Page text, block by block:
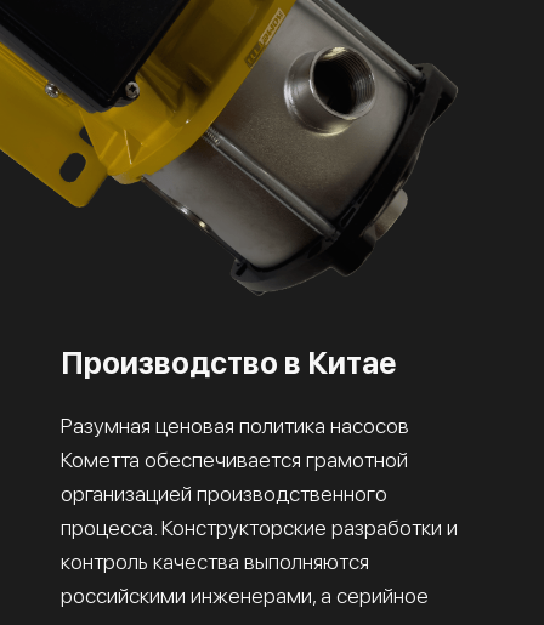
Производство в Китае
Разумная ценовая политика насосов
Кометта обеспечивается грамотной
организацией производственного
процесса. Конструкторские разработки и
контроль качества выполняются
российскими инженерами, а серийное